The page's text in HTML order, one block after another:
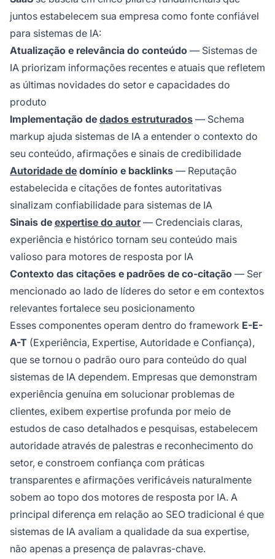
juntos estabelecem sua empresa como fonte confiável
para sistemas de IA:
Atualização e relevância do conteúdo — Sistemas de
IA priorizam informações recentes e atuais que refletem
as últimas novidades do setor e capacidades do
produto
Implementação de dados estruturados — Schema
markup ajuda sistemas de IA a entender o contexto do
seu conteúdo, afirmações e sinais de credibilidade
Autoridade de domínio e backlinks — Reputação
estabelecida e citações de fontes autoritativas
sinalizam confiabilidade para sistemas de IA
Sinais de expertise do autor— Credenciais claras,
experiência e histórico tornam seu conteúdo mais
valioso para motores de resposta por IA
Contexto das citações e padrões de co-citação — Ser
mencionado ao lado de líderes do setor e em contextos
relevantes fortalece seu posicionamento
Esses componentes operam dentro do framework E-E-
A-T (Experiência, Expertise, Autoridade e Confiança),
que se tornou o padrão ouro para conteúdo do qual
sistemas de IA dependem. Empresas que demonstram
experiência genuína em solucionar problemas de
clientes, exibem expertise profunda por meio de
estudos de caso detalhados e pesquisas, estabelecem
autoridade através de palestras e reconhecimento do
setor, e constroem confiança com práticas
transparentes e afirmações verificáveis naturalmente
sobem ao topo dos motores de resposta por IA. A
principal diferença em relação ao SEO tradicional é que
sistemas de IA avaliam a qualidade da sua expertise,
não apenas a presença de palavras-chave.